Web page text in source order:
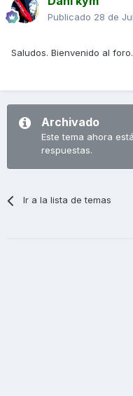
Publicado 28 de
Saludos. Bienvenido al foro.
Archivado
Este tema ahora
respuestas.
Ir a la lista de temas